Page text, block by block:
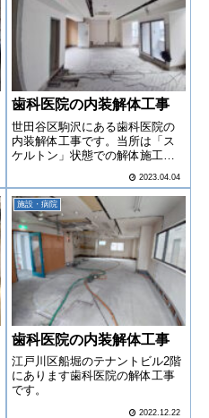
歯科医院の内装解体工事
世田谷区駒沢にある歯科医院の
内装解体工事です。当所は「ス
ケルトン」状態での解体施工予
ー様の意向により、天井・トイ
レ部・エアコンを残しての解体
へと変更になりました。
2023.04.04
施設・病院
歯科医院の内装解体工事
江戸川区船堀のテナントビル2階
にあります歯科医院の解体工事
です。
2022.12.22